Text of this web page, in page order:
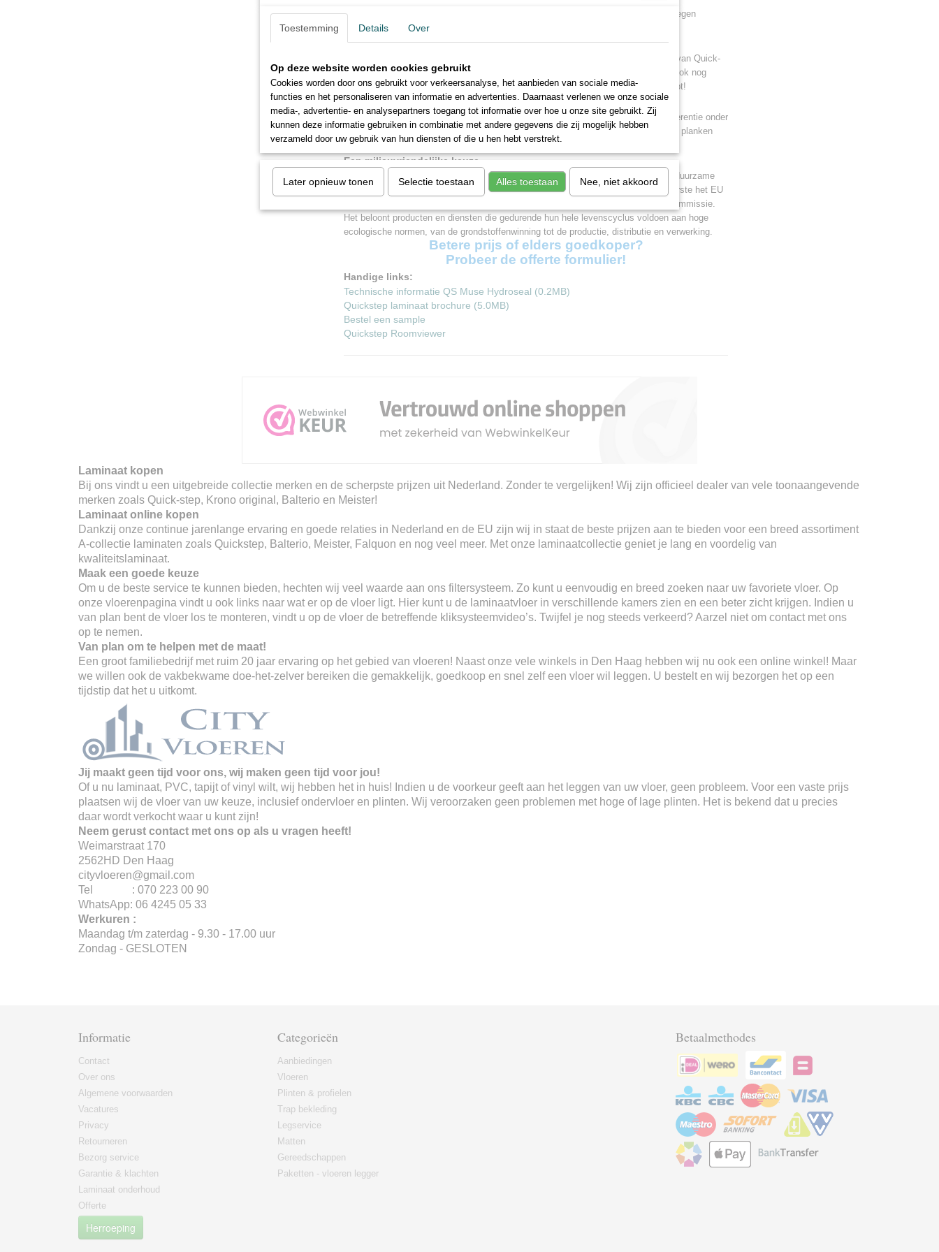
Quick-Step vloeren met Scratch Guard-technologie zijn tot 10 keer beter bestand tegen
krassen dan vloeren zonder Scratch Guard.
Waterbestendig
Zeg vaarwel tegen vochtproblemen door te kiezen voor een waterbestendige vloer van Quick-
Step. Deze vloeren zien er niet alleen uitzonderlijk stijlvol en natuurlijk uit, ze zijn ook nog
eens 100% vochtbestendig, waardoor schoonmaken gemakkelijker dan ooit verloopt!
Uniclic
Quick-Step is de uitvinder van het Uniclic-plaatsingssysteem, dat inmiddels dé referentie onder
de kliksystemen is. Gebruik het revolutionaire en gepatenteerde kliksysteem om je planken
moeiteloos in elkaar te klikken.
Een milieuvriendelijke keuze
Kiezen voor Quick-Step is kiezen voor een mooie, hoogwaardige vloer die op een duurzame
manier geproduceerd wordt. Het bewijs? Quick-Step laminaatvloeren kregen als eerste het EU
Ecolabel, een label voor ecologische kwaliteit geïntroduceerd door de Europese Commissie.
Het beloont producten en diensten die gedurende hun hele levenscyclus voldoen aan hoge
ecologische normen, van de grondstoffenwinning tot de productie, distributie en verwerking.
Betere prijs of elders goedkoper?
Probeer de offerte formulier!
Handige links:
Technische informatie QS Muse Hydroseal (0.2MB)
Quickstep laminaat brochure (5.0MB)
Bestel een sample
Quickstep Roomviewer
Laminaat kopen
Bij ons vindt u een uitgebreide collectie merken en de scherpste prijzen uit Nederland. Zonder te vergelijken! Wij zijn officieel dealer van vele toonaangevende
merken zoals Quick-step, Krono original, Balterio en Meister!
Laminaat online kopen
Dankzij onze continue jarenlange ervaring en goede relaties in Nederland en de EU zijn wij in staat de beste prijzen aan te bieden voor een breed assortiment
A-collectie laminaten zoals Quickstep, Balterio, Meister, Falquon en nog veel meer. Met onze laminaatcollectie geniet je lang en voordelig van
kwaliteitslaminaat.
Maak een goede keuze
Om u de beste service te kunnen bieden, hechten wij veel waarde aan ons filtersysteem. Zo kunt u eenvoudig en breed zoeken naar uw favoriete vloer. Op
onze vloerenpagina vindt u ook links naar wat er op de vloer ligt. Hier kunt u de laminaatvloer in verschillende kamers zien en een beter zicht krijgen. Indien u
van plan bent de vloer los te monteren, vindt u op de vloer de betreffende kliksysteemvideo’s. Twijfel je nog steeds verkeerd? Aarzel niet om contact met ons
op te nemen.
Van plan om te helpen met de maat!
Een groot familiebedrijf met ruim 20 jaar ervaring op het gebied van vloeren! Naast onze vele winkels in Den Haag hebben wij nu ook een online winkel! Maar
we willen ook de vakbekwame doe-het-zelver bereiken die gemakkelijk, goedkoop en snel zelf een vloer wil leggen. U bestelt en wij bezorgen het op een
tijdstip dat het u uitkomt.
Jij maakt geen tijd voor ons, wij maken geen tijd voor jou!
Of u nu laminaat, PVC, tapijt of vinyl wilt, wij hebben het in huis! Indien u de voorkeur geeft aan het leggen van uw vloer, geen probleem. Voor een vaste prijs
plaatsen wij de vloer van uw keuze, inclusief ondervloer en plinten. Wij veroorzaken geen problemen met hoge of lage plinten. Het is bekend dat u precies
daar wordt verkocht waar u kunt zijn!
Neem gerust contact met ons op als u vragen heeft!
Weimarstraat 170
2562HD Den Haag
cityvloeren@gmail.com
Tel : 070 223 00 90
WhatsApp: 06 4245 05 33
Werkuren :
Maandag t/m zaterdag - 9.30 - 17.00 uur
Zondag - GESLOTEN
Informatie
Contact
Over ons
Algemene voorwaarden
Vacatures
Privacy
Retourneren
Bezorg service
Garantie & klachten
Laminaat onderhoud
Offerte
Herroeping
Categorieën
Aanbiedingen
Vloeren
Plinten & profielen
Trap bekleding
Legservice
Matten
Gereedschappen
Paketten - vloeren legger
Betaalmethodes
Toestemming Details Over
Op deze website worden cookies gebruikt
Cookies worden door ons gebruikt voor verkeersanalyse, het aanbieden van sociale media-
functies en het personaliseren van informatie en advertenties. Daarnaast verlenen we onze sociale
media-, advertentie- en analysepartners toegang tot informatie over hoe u onze site gebruikt. Zij
kunnen deze informatie gebruiken in combinatie met andere gegevens die zij mogelijk hebben
verzameld door uw gebruik van hun diensten of die u hen hebt verstrekt.
Later opnieuw tonen Selectie toestaan Alles toestaan Nee, niet akkoord